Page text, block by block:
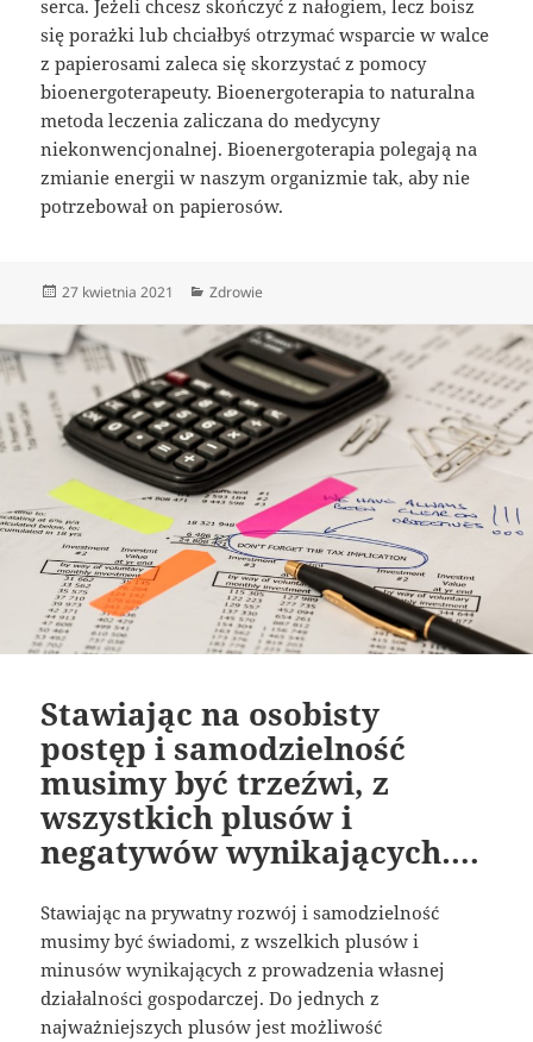
serca. Jeżeli chcesz skończyć z nałogiem, lecz boisz
się porażki lub chciałbyś otrzymać wsparcie w walce
z papierosami zaleca się skorzystać z pomocy
bioenergoterapeuty. Bioenergoterapia to naturalna
metoda leczenia zaliczana do medycyny
niekonwencjonalnej. Bioenergoterapia polegają na
zmianie energii w naszym organizmie tak, aby nie
potrzebował on papierosów.
Data
27 kwietnia 2021 Kategorie
Zdrowie
Stawiając na osobisty
postęp i samodzielność
musimy być trzeźwi, z
wszystkich plusów i
negatywów wynikających….
Stawiając na prywatny rozwój i samodzielność
musimy być świadomi, z wszelkich plusów i
minusów wynikających z prowadzenia własnej
działalności gospodarczej. Do jednych z
najważniejszych plusów jest możliwość